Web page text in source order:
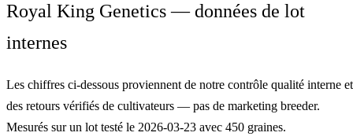
Royal King Genetics — données de lot
internes
Les chiffres ci-dessous proviennent de notre contrôle qualité interne et
des retours vérifiés de cultivateurs — pas de marketing breeder.
Mesurés sur un lot testé le 2026-03-23 avec 450 graines.